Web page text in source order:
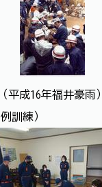
（平成16年福井豪雨）
訓練）